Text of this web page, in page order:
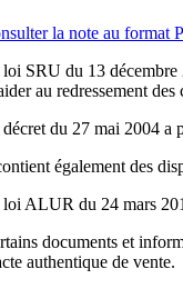
la note au format
SRU du 13 décembre
au redressement
du 27 mai 2004 a
également des
ALUR du 24 mars
documents et
authentique de vente.